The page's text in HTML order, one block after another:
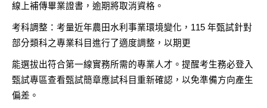
線上補傳畢業證書，逾期將取消資格。
考科調整：考量近年農田水利事業環境變化，115 年甄試針對
部分類科之專業科目進行了適度調整，以期更
能選拔出符合第一線實務所需的專業人才。提醒考生務必登入
甄試專區查看甄試簡章應試科目重新確認，以免準備方向產生
偏差。